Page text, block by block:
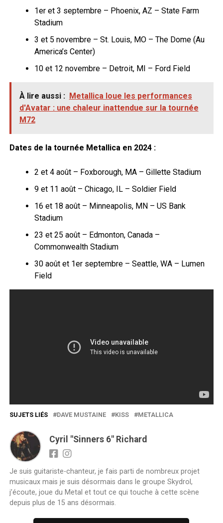
1er et 3 septembre – Phoenix, AZ – State Farm
Stadium
3 et 5 novembre – St. Louis, MO – The Dome (Au
America’s Center)
10 et 12 novembre – Detroit, MI – Ford Field
À lire aussi : Metallica loue les performances
d'Avatar : une chaleur inattendue sur la tournée
M72
Dates de la tournée Metallica en 2024 :
2 et 4 août – Foxborough, MA – Gillette Stadium
9 et 11 août – Chicago, IL – Soldier Field
16 et 18 août – Minneapolis, MN – US Bank
Stadium
23 et 25 août – Edmonton, Canada –
Commonwealth Stadium
30 août et 1er septembre – Seattle, WA – Lumen
Field
SUJETS LIÉS DAVE MUSTAINE KISS METALLICA
Cyril "Sinners 6" Richard
Je suis guitariste-chanteur, je fais parti de nombreux projet
musicaux mais je suis désormais dans le groupe Skydrol,
j’écoute, joue du Metal et tout ce qui touche à cette scène
depuis plus de 15 ans désormais.